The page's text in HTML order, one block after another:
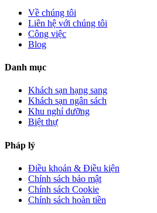
Về chúng tôi
Liên hệ với chúng tôi
Công việc
Blog
Danh mục
Khách sạn hạng sang
Khách sạn ngân sách
Khu nghỉ dưỡng
Biệt thự
Pháp lý
Điều khoản & Điều kiện
Chính sách bảo mật
Chính sách Cookie
Chính sách hoàn tiền